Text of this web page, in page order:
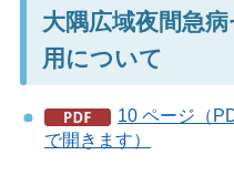
大隅広域夜間急
用について
10 ページ（
で開きます）